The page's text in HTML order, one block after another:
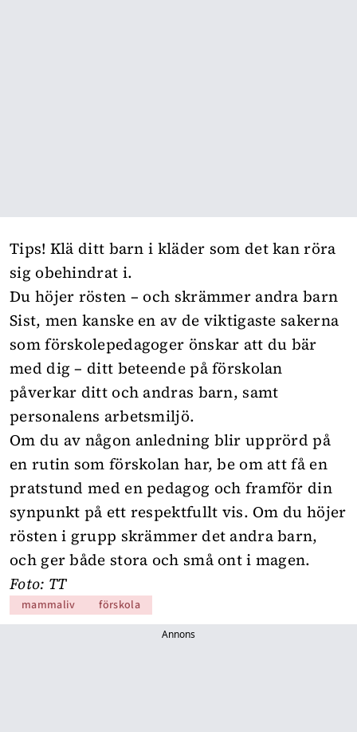
Tips! Klä ditt barn i kläder som det kan röra
sig obehindrat i.
Du höjer rösten – och skrämmer andra barn
Sist, men kanske en av de viktigaste sakerna
som förskolepedagoger önskar att du bär
med dig – ditt beteende på förskolan
påverkar ditt och andras barn, samt
personalens arbetsmiljö.
Om du av någon anledning blir upprörd på
en rutin som förskolan har, be om att få en
pratstund med en pedagog och framför din
synpunkt på ett respektfullt vis. Om du höjer
rösten i grupp skrämmer det andra barn,
och ger både stora och små ont i magen.
Foto: TT
mammaliv förskola
Annons